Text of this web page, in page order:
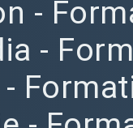
-
-
-